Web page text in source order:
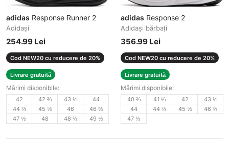
adidas Response Runner 2
Adidași
254.99 Lei
Cod NEW20 cu reducere de 20%
Livrare gratuită
Mărimi disponibile:
42 42 ⅔ 43 ⅓
44
44 ⅔
45 ⅓ 46
46 ⅔
47 ⅓
48 48 ⅔ 49 ⅓
adidas Response 2
Adidași bărbați
356.99 Lei
Cod NEW20 cu reducere de 20%
Livrare gratuită
Mărimi disponibile:
40 ⅔ 41 ⅓ 42
43 ⅓
44
44 ⅔ 45 ⅓
46 ⅔
47 ⅓